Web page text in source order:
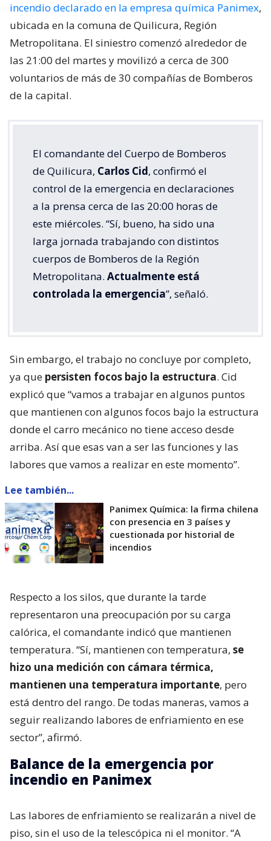
incendio declarado en la empresa química Panimex,
ubicada en la comuna de Quilicura, Región
Metropolitana. El siniestro comenzó alrededor de
las 21:00 del martes y movilizó a cerca de 300
voluntarios de más de 30 compañías de Bomberos
de la capital.
El comandante del Cuerpo de Bomberos
de Quilicura, Carlos Cid, confirmó el
control de la emergencia en declaraciones
a la prensa cerca de las 20:00 horas de
este miércoles. “Sí, bueno, ha sido una
larga jornada trabajando con distintos
cuerpos de Bomberos de la Región
Metropolitana. Actualmente está
controlada la emergencia”, señaló.
Sin embargo, el trabajo no concluye por completo,
ya que persisten focos bajo la estructura. Cid
explicó que “vamos a trabajar en algunos puntos
que mantienen con algunos focos bajo la estructura
donde el carro mecánico no tiene acceso desde
arriba. Así que esas van a ser las funciones y las
labores que vamos a realizar en este momento”.
Lee también...
Panimex Química: la firma chilena
con presencia en 3 países y
cuestionada por historial de
incendios
Respecto a los silos, que durante la tarde
representaron una preocupación por su carga
calórica, el comandante indicó que mantienen
temperatura. “Sí, mantienen con temperatura, se
hizo una medición con cámara térmica,
mantienen una temperatura importante, pero
está dentro del rango. De todas maneras, vamos a
seguir realizando labores de enfriamiento en ese
sector”, afirmó.
Balance de la emergencia por
incendio en Panimex
Las labores de enfriamiento se realizarán a nivel de
piso, sin el uso de la telescópica ni el monitor. “A